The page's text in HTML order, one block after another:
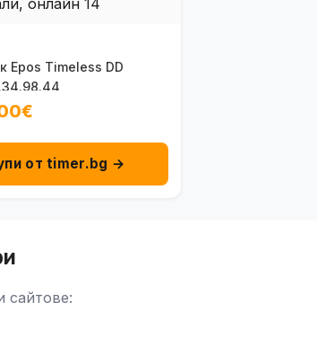
Epos Timeless DD
от timer.bg →
сайтове: